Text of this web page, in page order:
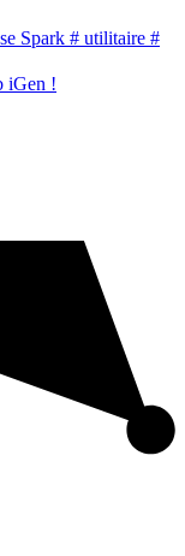
Spark # utilitaire #
iGen !